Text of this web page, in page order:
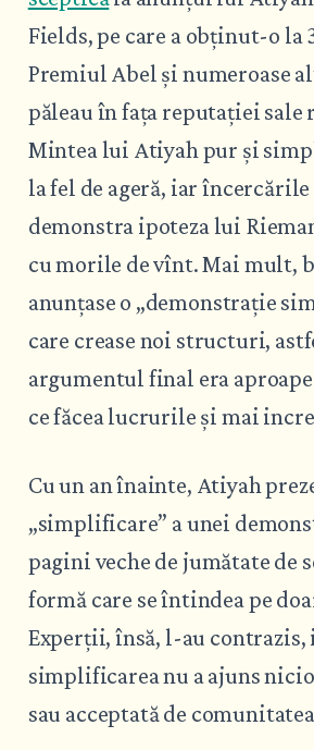
Fields, pe care a obținut-o la
Premiul Abel și numeroase
păleau în fața reputației sale
Mintea lui Atiyah pur și
la fel de ageră, iar
demonstra ipoteza lui
cu morile de vînt. Mai mult,
anunțase o „demonstrație
care crease noi structuri,
argumentul final era
ce făcea lucrurile și mai
Cu un an înainte, Atiyah
„simplificare” a unei
pagini veche de jumătate de
formă care se întindea pe
Experții, însă, l-au contrazis,
simplificarea nu a ajuns
sau acceptată de